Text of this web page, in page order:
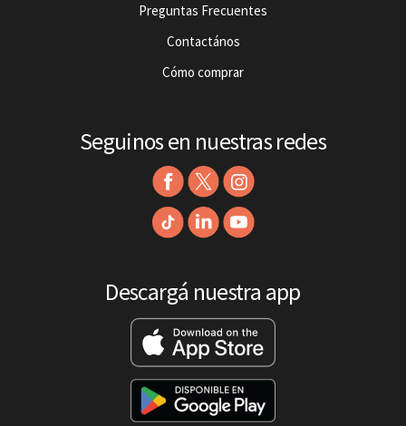
Preguntas Frecuentes
Contactános
Cómo comprar
Seguinos en nuestras redes
Descargá nuestra app